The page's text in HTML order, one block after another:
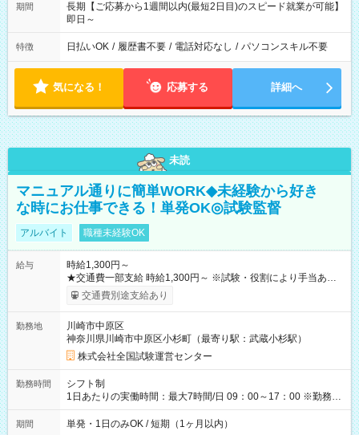
期間
長期【ご応募から1週間以内(最短2日目)のスピード就業が可能】
即日～
特徴 日払いOK / 履歴書不要 / 電話対応なし / パソコンスキル不要
気になる！ 応募する 詳細へ
未読
マニュアル通りに簡単WORK◆未経験から好き
な時にお仕事できる！単発OK◎試験監督
アルバイト 職種未経験OK
給与
時給1,300円～
★交通費一部支給 時給1,300円～ ※試験・役割により手当あり
※勤務回数により昇給あり 【即給（前払い）オプションあ
り！】 希望される場合、勤務から1週間ほどで給与の一部を受け
例】 ・河合塾模擬試験 8:30～17:30（休憩1時間） 時給1,300円
×8時間＝日収10,400円＋交通費 ※当日の役割により時給＋100
円の場合あり ・国家試験 7:00～13:30（休憩なし） 時給1,300
円（役割手当＋100円）×6時間＝日収8,400円＋交通費 【試用期
間】試用期間なし
交通費別途支給あり
勤務地
川崎市中原区
神奈川県川崎市中原区小杉町（最寄り駅：武蔵小杉駅）
株式会社全国試験運営センター
勤務時間
シフト制
1日あたりの実働時間：最大7時間/日 09：00～17：00 ※勤務時
間は 試験により異なります。
期間 単発・1日のみOK / 短期（1ヶ月以内）